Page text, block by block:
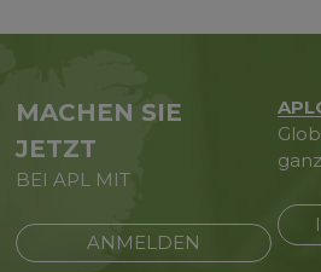
MACHEN SIE
JETZT
BEI APL MIT
ANMELDEN